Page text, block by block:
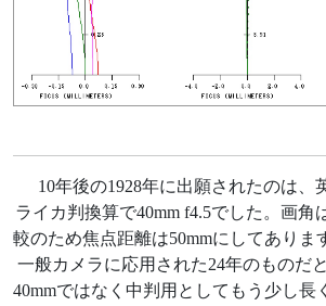
10年後の1928年に出願されたのは、
ライカ判換算で40mm f4.5でした。画角
較のため焦点距離は50mmにしてありま
一般カメラに応用された24年のものだ
40mmではなく中判用としてもう少し長